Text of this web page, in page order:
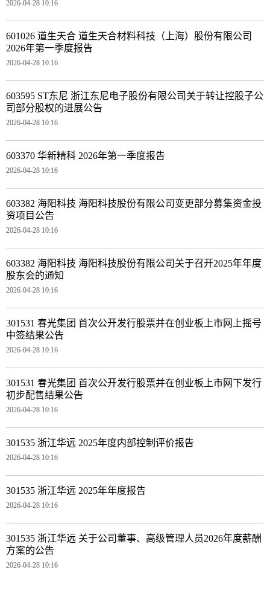
2026-04-28 10:16
601026 道生天合 道生天合材料科技（上海）股份有限公司
2026年第一季度报告
2026-04-28 10:16
603595 ST东尼 浙江东尼电子股份有限公司关于转让控股子公
司部分股权的进展公告
2026-04-28 10:16
603370 华新精科 2026年第一季度报告
2026-04-28 10:16
603382 海阳科技 海阳科技股份有限公司变更部分募集资金投
资项目公告
2026-04-28 10:16
603382 海阳科技 海阳科技股份有限公司关于召开2025年年度
股东会的通知
2026-04-28 10:16
301531 春光集团 首次公开发行股票并在创业板上市网上摇号
中签结果公告
2026-04-28 10:16
301531 春光集团 首次公开发行股票并在创业板上市网下发行
初步配售结果公告
2026-04-28 10:16
301535 浙江华远 2025年度内部控制评价报告
2026-04-28 10:16
301535 浙江华远 2025年年度报告
2026-04-28 10:16
301535 浙江华远 关于公司董事、高级管理人员2026年度薪酬
方案的公告
2026-04-28 10:16